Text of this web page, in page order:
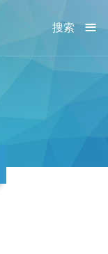
≡
搜索